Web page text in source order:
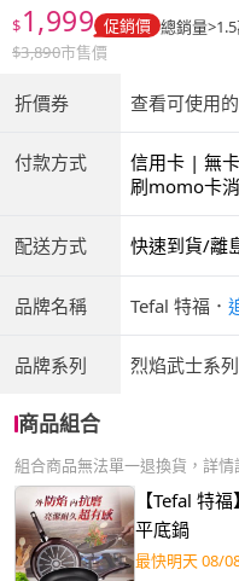
$1,999 促銷價 總銷量
$3,890市售價
折價券 查看可使用
付款方式
信用卡 | 無
ATM | 銀聯卡
刷momo卡
配送方式 快速到貨/離
品牌名稱 Tefal 特福 ．
品牌系列 烈焰武士系列
商品組合
組合商品無法單一退換貨，詳
【Tefal 特
平底鍋
最快明天 08/